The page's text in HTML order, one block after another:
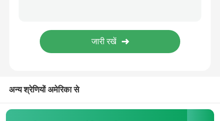
ब्लो मोल्डिंग मोल्ड
अन्य श्रेणियों अमेरिका से